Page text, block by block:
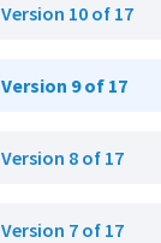
Version 10 of 17
Version 9 of 17
Version 8 of 17
Version 7 of 17